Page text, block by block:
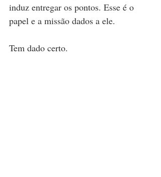
induz entregar os pontos. Esse é o
papel e a missão dados a ele.
Tem dado certo.